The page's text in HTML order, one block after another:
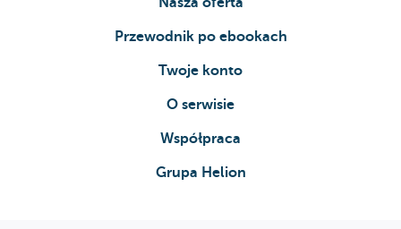
Przewodnik po ebookach
Twoje konto
O serwisie
Współpraca
Grupa Helion